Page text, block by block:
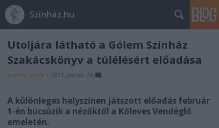
Színház.hu
Utoljára látható a Gólem Színház
Szakácskönyv a túlélésért előadása
szinhaz szerk. • 2017. január 29.
A különleges helyszínen játszott előadás február
1-én búcsúzik a nézőktől a Kőleves Vendéglő
emeletén.